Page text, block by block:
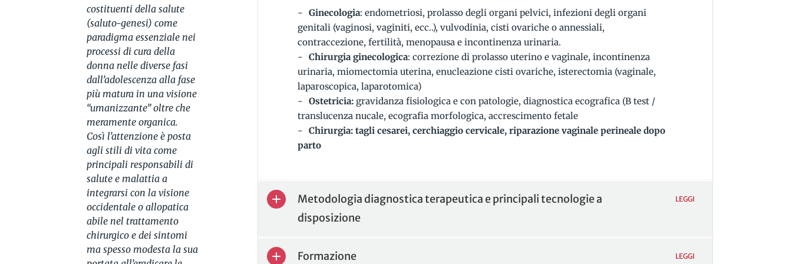
costituenti della salute
(saluto-genesi) come
paradigma essenziale nei
processi di cura della
donna nelle diverse fasi
dall’adolescenza alla fase
più matura in una visione
“umanizzante” oltre che
meramente organica.
Così l’attenzione è posta
agli stili di vita come
principali responsabili di
salute e malattia a
integrarsi con la visione
occidentale o allopatica
abile nel trattamento
chirurgico e dei sintomi
ma spesso modesta la sua
Ginecologia: endometriosi, prolasso degli organi pelvici, infezioni degli organi
genitali (vaginosi, vaginiti, ecc..), vulvodinia, cisti ovariche o annessiali,
contraccezione, fertilità, menopausa e incontinenza urinaria.
Chirurgia ginecologica: correzione di prolasso uterino e vaginale, incontinenza
urinaria, miomectomia uterina, enucleazione cisti ovariche, isterectomia (vaginale,
laparoscopica, laparotomica)
Ostetricia: gravidanza fisiologica e con patologie, diagnostica ecografica (B test /
translucenza nucale, ecografia morfologica, accrescimento fetale
Chirurgia: tagli cesarei, cerchiaggio cervicale, riparazione vaginale perineale dopo
parto
Metodologia diagnostica terapeutica e principali tecnologie a
disposizione
LEGGI
Formazione LEGGI